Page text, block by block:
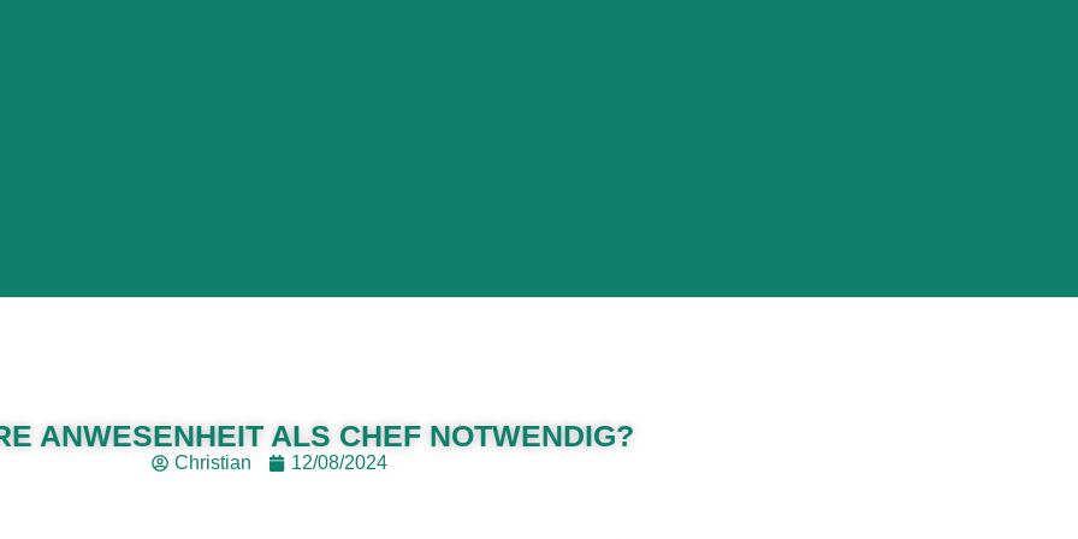
ANWESENHEIT ALS CHEF NOTWENDIG?
Christian 12/08/2024